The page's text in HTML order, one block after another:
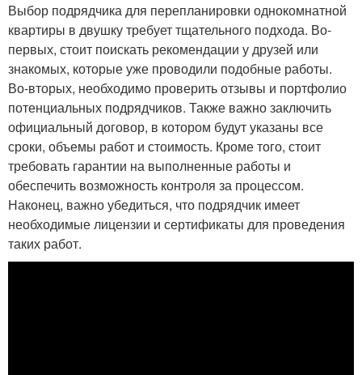
Выбор подрядчика для перепланировки однокомнатной
квартиры в двушку требует тщательного подхода. Во-
первых, стоит поискать рекомендации у друзей или
знакомых, которые уже проводили подобные работы.
Во-вторых, необходимо проверить отзывы и портфолио
потенциальных подрядчиков. Также важно заключить
официальный договор, в котором будут указаны все
сроки, объемы работ и стоимость. Кроме того, стоит
требовать гарантии на выполненные работы и
обеспечить возможность контроля за процессом.
Наконец, важно убедиться, что подрядчик имеет
необходимые лицензии и сертификаты для проведения
таких работ.